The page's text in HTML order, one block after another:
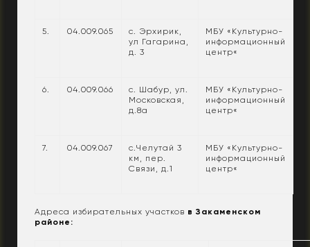
5. 04.009.065
с. Эрхирик,
ул Гагарина,
д. 3
МБУ «Культурно-
информационный
центр«
6. 04.009.066
с. Шабур, ул.
Московская,
д.8а
МБУ «Культурно-
информационный
центр«
7. 04.009.067
с.Челутай 3
км, пер.
Связи, д.1
МБУ «Культурно-
информационный
центр«
Адреса избирательных участков в Закаменском
районе: